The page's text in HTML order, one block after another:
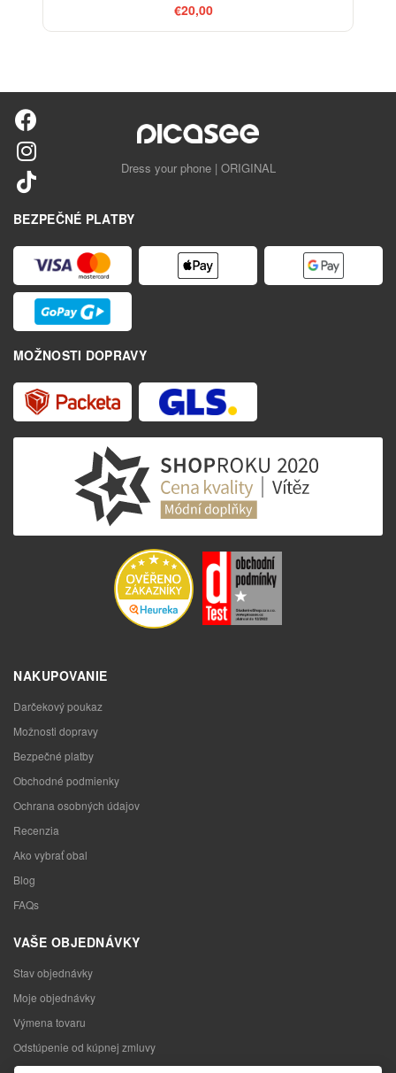
€20,00
Dress your phone | ORIGINAL
BEZPEČNÉ PLATBY
MOŽNOSTI DOPRAVY
NAKUPOVANIE
Darčekový poukaz
Možnosti dopravy
Bezpečné platby
Obchodné podmienky
Ochrana osobných údajov
Recenzia
Ako vybrať obal
Blog
FAQs
VAŠE OBJEDNÁVKY
Stav objednávky
Moje objednávky
Výmena tovaru
Odstúpenie od kúpnej zmluvy